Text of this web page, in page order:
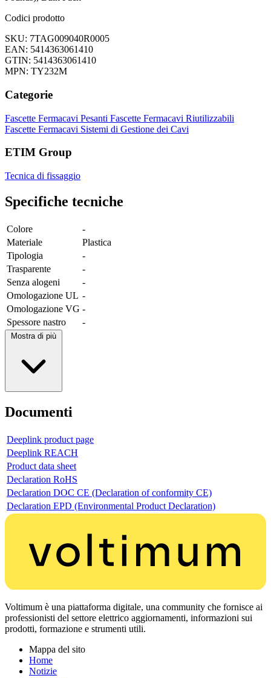
Codici prodotto
SKU: 7TAG009040R0005
EAN: 5414363061410
GTIN: 5414363061410
MPN: TY232M
Categorie
Fascette Fermacavi Pesanti Fascette Fermacavi Riutilizzabili
Fascette Fermacavi Sistemi di Gestione dei Cavi
ETIM Group
Tecnica di fissaggio
Specifiche tecniche
Colore
-
Materiale
Plastica
Tipologia
-
Trasparente
-
Senza alogeni
-
Omologazione UL -
Omologazione VG -
Spessore nastro
-
Mostra di più
Documenti
Deeplink product page
Deeplink REACH
Product data sheet
Declaration RoHS
Declaration DOC CE (Declaration of conformity CE)
Declaration EPD (Environmental Product Declaration)
Voltimum è una piattaforma digitale, una community che fornisce ai
professionisti del settore elettrico aggiornamenti, informazioni sui
prodotti, formazione e strumenti utili.
Mappa del sito
Home
Notizie